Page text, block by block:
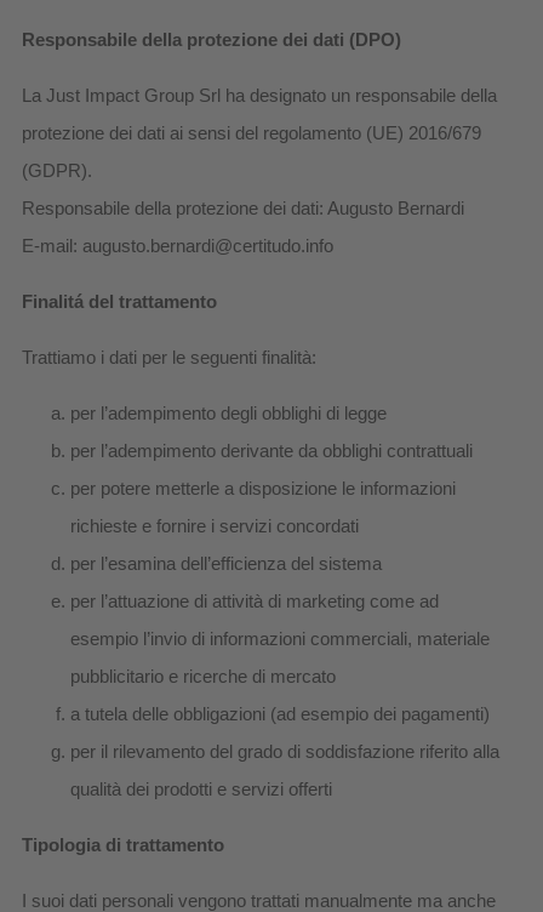
Responsabile della protezione dei dati (DPO)
La Just Impact Group Srl ha designato un responsabile della
protezione dei dati ai sensi del regolamento (UE) 2016/679
(GDPR).
Responsabile della protezione dei dati: Augusto Bernardi
E-mail: augusto.bernardi@certitudo.info
Finalitá del trattamento
Trattiamo i dati per le seguenti finalità:
per l’adempimento degli obblighi di legge
per l’adempimento derivante da obblighi contrattuali
per potere metterle a disposizione le informazioni
richieste e fornire i servizi concordati
per l’esamina dell’efficienza del sistema
per l’attuazione di attività di marketing come ad
esempio l’invio di informazioni commerciali, materiale
pubblicitario e ricerche di mercato
a tutela delle obbligazioni (ad esempio dei pagamenti)
per il rilevamento del grado di soddisfazione riferito alla
qualità dei prodotti e servizi offerti
Tipologia di trattamento
I suoi dati personali vengono trattati manualmente ma anche